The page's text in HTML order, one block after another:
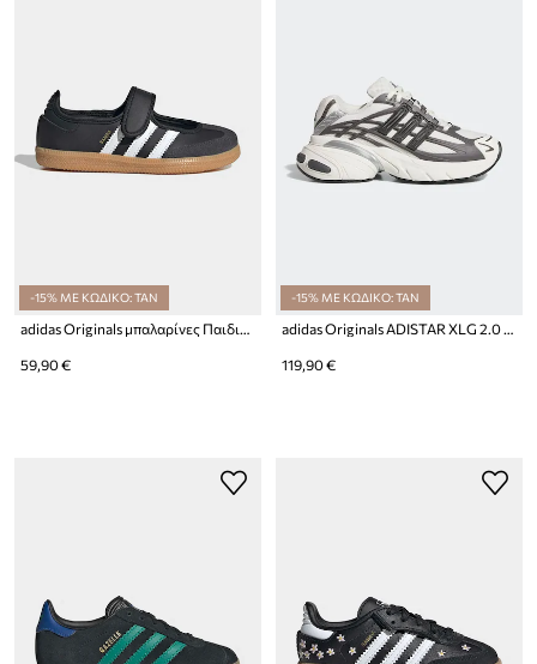
-15% ΜΕ ΚΩΔΙΚΟ: TAN
adidas Originals μπαλαρίνες Παιδικές SAMBA JANE
59,90 €
-15% ΜΕ ΚΩΔΙΚΟ: TAN
adidas Originals ADISTAR XLG 2.0 sneakers παιδικά
119,90 €